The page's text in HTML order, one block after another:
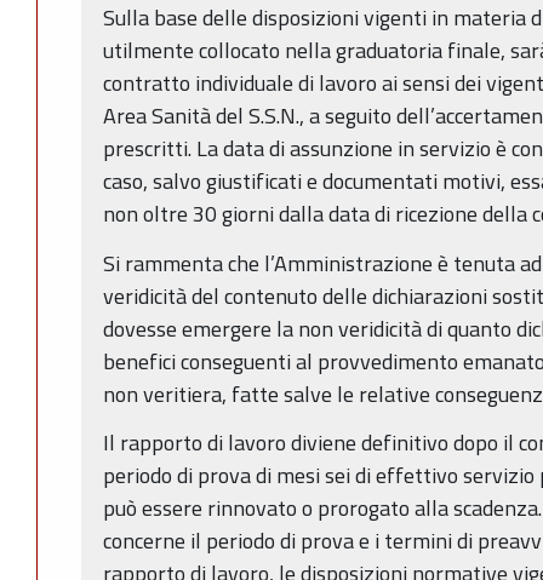
Sulla base delle disposizioni vigenti in materia
utilmente collocato nella graduatoria finale,
contratto individuale di lavoro ai sensi dei
Area Sanità del S.S.N., a seguito
prescritti. La data di assunzione in servizio è
caso, salvo giustificati e documentati motivi,
non oltre 30 giorni dalla data di ricezione della
Si rammenta che l’Amministrazione è tenuta
veridicità del contenuto delle dichiarazioni
dovesse emergere la non veridicità di quanto
benefici conseguenti al provvedimento
non veritiera, fatte salve le relative
Il rapporto di lavoro diviene definitivo dopo il
periodo di prova di mesi sei di effettivo
può essere rinnovato o prorogato alla
concerne il periodo di prova e i termini di